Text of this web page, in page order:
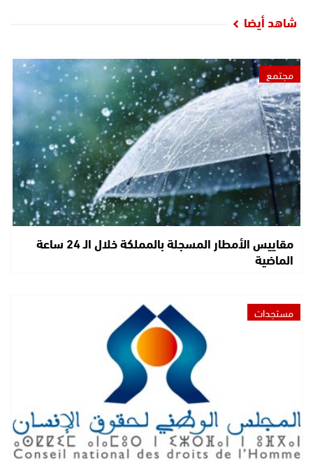
شاهد أيضا
مجتمع
مقاييس الأمطار المسجلة بالمملكة خلال الـ 24 ساعة
الماضية
مستجدات